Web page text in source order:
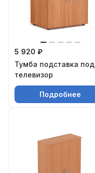
5 920 ₽
Тумба подставка под
телевизор
Подробнее